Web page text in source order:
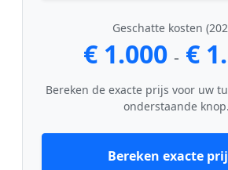
Geschatte kosten
€ 1.000 - €
Bereken de exacte prijs voor uw
onderstaande knop.
Bereken exacte